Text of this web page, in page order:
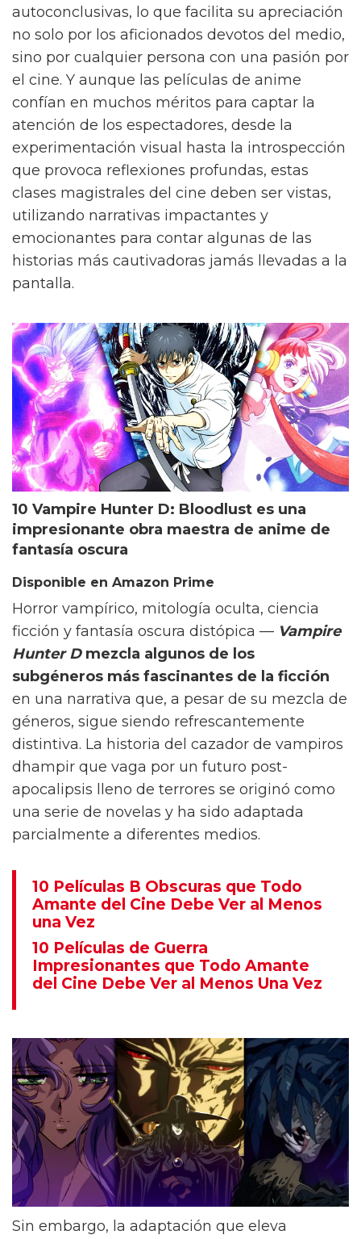
autoconclusivas, lo que facilita su apreciación
no solo por los aficionados devotos del medio,
sino por cualquier persona con una pasión por
el cine. Y aunque las películas de anime
confían en muchos méritos para captar la
atención de los espectadores, desde la
experimentación visual hasta la introspección
que provoca reflexiones profundas, estas
clases magistrales del cine deben ser vistas,
utilizando narrativas impactantes y
emocionantes para contar algunas de las
historias más cautivadoras jamás llevadas a la
pantalla.
10 Vampire Hunter D: Bloodlust es una
impresionante obra maestra de anime de
fantasía oscura
Disponible en Amazon Prime
Horror vampírico, mitología oculta, ciencia
ficción y fantasía oscura distópica — Vampire
Hunter Dmezcla algunos de los
subgéneros más fascinantes de la ficción
en una narrativa que, a pesar de su mezcla de
géneros, sigue siendo refrescantemente
distintiva. La historia del cazador de vampiros
dhampir que vaga por un futuro post-
apocalipsis lleno de terrores se originó como
una serie de novelas y ha sido adaptada
parcialmente a diferentes medios.
10 Películas B Obscuras que Todo
Amante del Cine Debe Ver al Menos
una Vez
10 Películas de Guerra
Impresionantes que Todo Amante
del Cine Debe Ver al Menos Una Vez
Sin embargo, la adaptación que eleva